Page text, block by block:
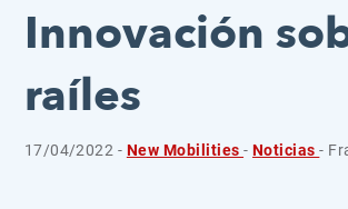
Innovación
raíles
17/04/2022 - New Mobilities-Noticias-